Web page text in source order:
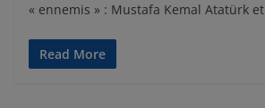
« ennemis » : Mustafa Kemal Atatürk et
Read More